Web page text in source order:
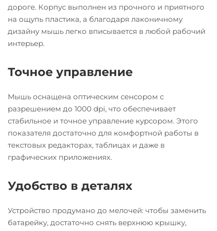
дороге. Корпус выполнен из прочного и приятного
на ощупь пластика, а благодаря лаконичному
дизайну мышь легко вписывается в любой рабочий
интерьер.
Точное управление
Мышь оснащена оптическим сенсором с
разрешением до 1000 dpi, что обеспечивает
стабильное и точное управление курсором. Этого
показателя достаточно для комфортной работы в
текстовых редакторах, таблицах и даже в
графических приложениях.
Удобство в деталях
Устройство продумано до мелочей: чтобы заменить
батарейку, достаточно снять верхнюю крышку,